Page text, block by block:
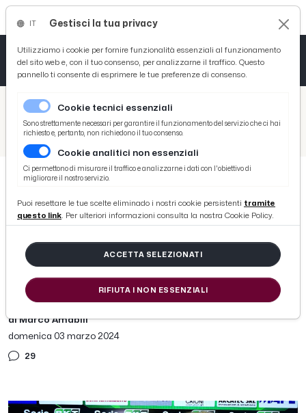
/ Picenotime
/ Ascoli Time
Ascoli-Reggiana 0-0, voce Castori in zona mista: “Pochi tiri in porta? Cercheremo di capire come aggiustare qualcosa”
Ascoli-Reggiana 0-0, voce Castori in
zona mista: “Pochi tiri in porta?
Cercheremo di capire come
aggiustare qualcosa”
di Marco Amabili
domenica 03 marzo 2024
29
Gestisci la tua privacy
Utilizziamo i cookie per fornire funzionalità essenziali al funzionamento
del sito web e, con il tuo consenso, per analizzarne il traffico. Questo
pannello ti consente di esprimere le tue preferenze di consenso.
Cookie tecnici essenziali
Sono strettamente necessari per garantire il funzionamento del servizio che ci hai
richiesto e, pertanto, non richiedono il tuo consenso.
Cookie analitici non essenziali
Ci permettono di misurare il traffico e analizzarne i dati con l'obiettivo di
migliorare il nostro servizio.
Puoi resettare le tue scelte eliminado i nostri cookie persistenti tramite
questo link. Per ulteriori informazioni consulta la nostra Cookie Policy.
ACCETTA SELEZIONATI
RIFIUTA I NON ESSENZIALI
Tutto News
Tutto Sport
Basket
Ciclismo
Tutto Curiosità